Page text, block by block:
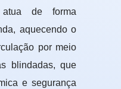
atua de forma
aquecendo o
por meio
blindadas, que
e segurança